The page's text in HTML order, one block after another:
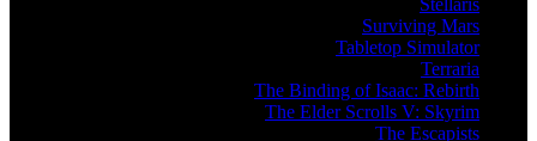
Stellaris
Surviving Mars
Tabletop Simulator
Terraria
The Binding of Isaac: Rebirth
The Elder Scrolls V: Skyrim
The Escapists